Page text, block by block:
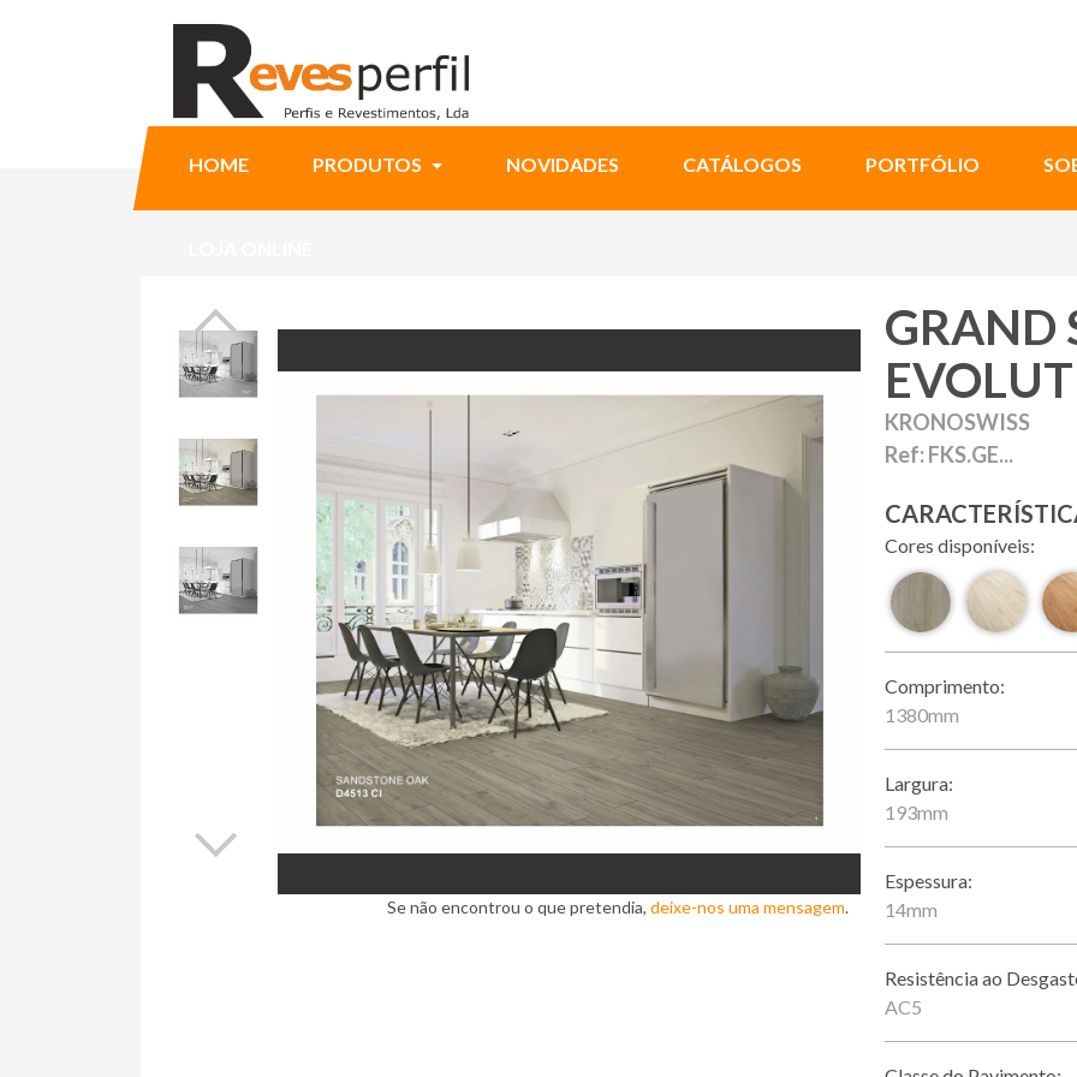
HOME PRODUTOS NOVIDADES CATÁLOGOS PORTFÓLIO
Se não encontrou o que pretendia, deixe-nos uma mensagem.
GRAND
KRONOSWISS
Ref: FKS.GE...
Cores disponíveis:
Comprimento:
1380mm
Largura:
193mm
Espessura:
14mm
Resistência ao
AC5